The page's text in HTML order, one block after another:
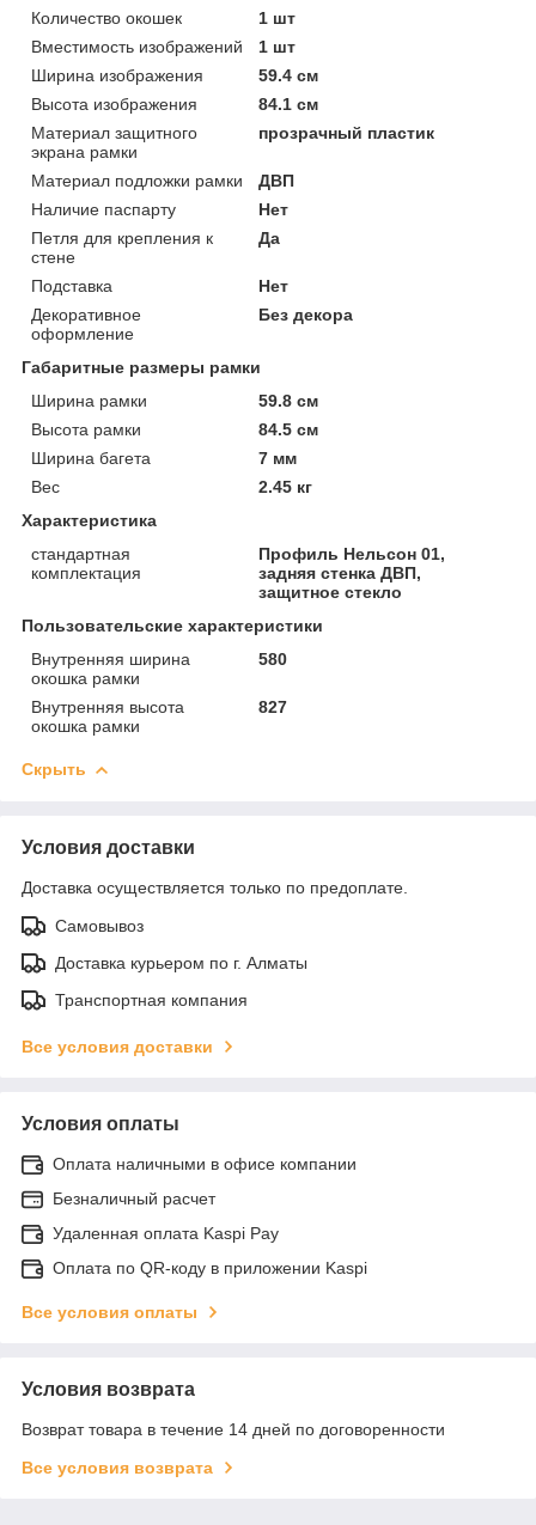
Количество окошек
1 шт
Вместимость изображений
1 шт
Ширина изображения
59.4 см
Высота изображения
84.1 см
Материал защитного
экрана рамки
прозрачный пластик
Материал подложки рамки
ДВП
Наличие паспарту
Нет
Петля для крепления к
стене
Да
Подставка
Нет
Декоративное
оформление
Без декора
Габаритные размеры рамки
Ширина рамки
59.8 см
Высота рамки
84.5 см
Ширина багета
7 мм
Вес
2.45 кг
Характеристика
стандартная
комплектация
Профиль Нельсон 01,
задняя стенка ДВП,
защитное стекло
Пользовательские характеристики
Внутренняя ширина
окошка рамки
580
Внутренняя высота
окошка рамки
827
Скрыть
Условия доставки
Доставка осуществляется только по предоплате.
Самовывоз
Доставка курьером по г. Алматы
Транспортная компания
Все условия доставки
Условия оплаты
Оплата наличными в офисе компании
Безналичный расчет
Удаленная оплата Kaspi Pay
Оплата по QR-коду в приложении Kaspi
Все условия оплаты
Условия возврата
Возврат товара в течение 14 дней по договоренности
Все условия возврата